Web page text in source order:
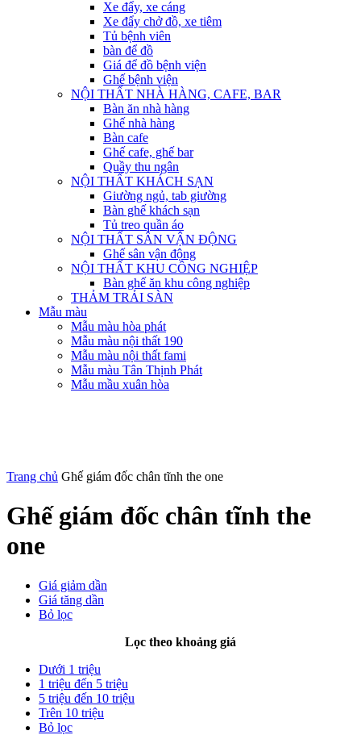
Xe đẩy, xe cáng
Xe đẩy chở đồ, xe tiêm
Tủ bệnh viên
bàn để đồ
Giá để đồ bệnh viện
Ghế bệnh viện
NỘI THẤT NHÀ HÀNG, CAFE, BAR
Bàn ăn nhà hàng
Ghế nhà hàng
Bàn cafe
Ghế cafe, ghế bar
Quầy thu ngân
NỘI THẤT KHÁCH SẠN
Giường ngủ, tab giường
Bàn ghế khách sạn
Tủ treo quần áo
NỘI THẤT SÂN VẬN ĐỘNG
Ghế sân vận động
NỘI THẤT KHU CÔNG NGHIỆP
Bàn ghế ăn khu công nghiệp
THẢM TRẢI SÀN
Mẫu màu
Mẫu màu hòa phát
Mẫu màu nội thất 190
Mẫu màu nội thất fami
Mẫu màu Tân Thịnh Phát
Mẫu mầu xuân hòa
Trang chủ Ghế giám đốc chân tĩnh the one
Ghế giám đốc chân tĩnh the
one
Giá giảm dần
Giá tăng dần
Bỏ lọc
Lọc theo khoảng giá
Dưới 1 triệu
1 triệu đến 5 triệu
5 triệu đến 10 triệu
Trên 10 triệu
Bỏ lọc